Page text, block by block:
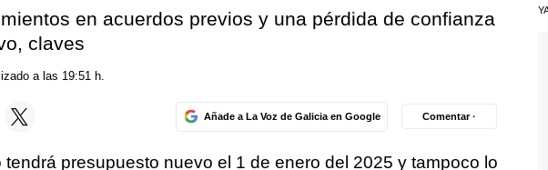
en acuerdos previos y una pérdida de confianza
claves
a las 19:51 h.
Añade a La Voz de Galicia en Google Comentar ·
tendrá presupuesto nuevo el 1 de enero del 2025 y tampoco lo